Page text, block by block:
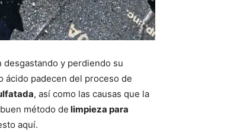
desgastando y perdiendo su
ácido padecen del proceso de
, así como las causas que la
método de limpieza para
aquí.